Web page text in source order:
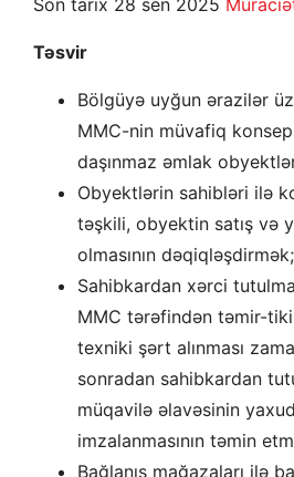
Son tarix 28 sen 2025
Təsvir
Bölgüyə uyğun ərazilər
MMC-nin müvafiq
daşınmaz əmlak
Obyektlərin sahibləri ilə
təşkili, obyektin satış və
olmasının dəqiqləşdirmək;
Sahibkardan xərci
MMC tərəfindən təmir-
texniki şərt alınması
sonradan sahibkardan
müqavilə əlavəsinin
imzalanmasının təmin
Bağlanış mağazaları ilə